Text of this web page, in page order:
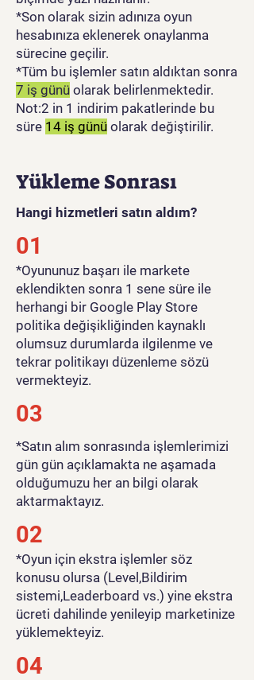
*Son olarak sizin adınıza oyun
hesabınıza eklenerek onaylanma
sürecine geçilir.
*Tüm bu işlemler satın aldıktan sonra
7 iş günü olarak belirlenmektedir.
Not:2 in 1 indirim pakatlerinde bu
süre 14 iş günü olarak değiştirilir.
Yükleme Sonrası
Hangi hizmetleri satın aldım?
01
​*Oyununuz başarı ile markete
eklendikten sonra 1 sene süre ile
herhangi bir Google Play Store
politika değişikliğinden kaynaklı
olumsuz durumlarda ilgilenme ve
tekrar politikayı düzenleme sözü
vermekteyiz.
03
*Satın alım sonrasında işlemlerimizi
gün gün açıklamakta ne aşamada
olduğumuzu her an bilgi olarak
aktarmaktayız.
02
*Oyun için ekstra işlemler söz
konusu olursa (Level,Bildirim
sistemi,Leaderboard vs.) yine ekstra
ücreti dahilinde yenileyip marketinize
yüklemekteyiz.
04